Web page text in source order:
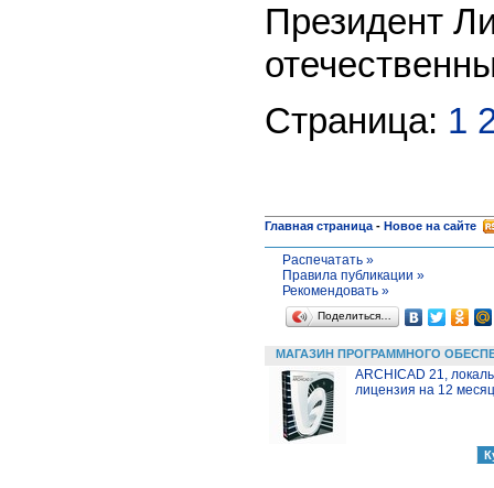
Президент
Страница: 1
Главная страница - Новое на сайте
Распечатать »
Правила публикации »
Рекомендовать »
Поделиться…
МАГАЗИН ПРОГРАММНОГО
ARCHICAD 21,
лицензия на 12